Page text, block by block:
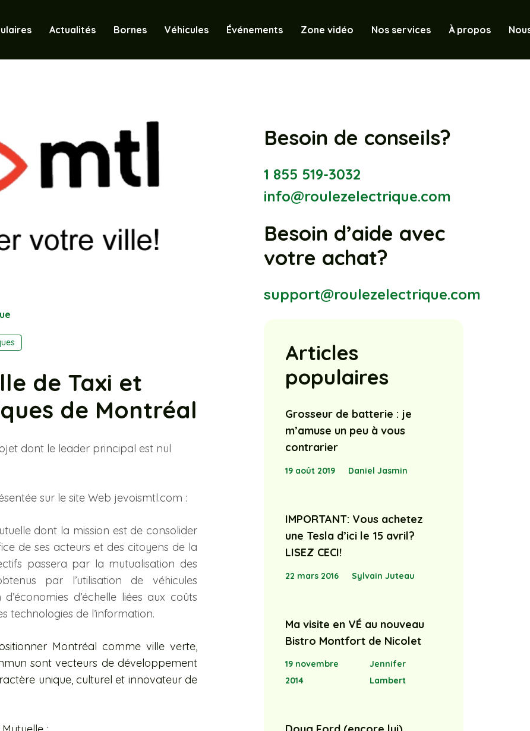
Actualités Bornes Véhicules Événements Zone vidéo Nos services À propos
de Taxi et
de Montréal
dont le leader principal est nul
sur le site Web jevoismtl.com :
dont la mission est de consolider
de ses acteurs et des citoyens de la
passera par la mutualisation des
par l’utilisation de véhicules
d’échelle liées aux coûts
technologies de l’information.
Montréal comme ville verte,
sont vecteurs de développement
unique, culturel et innovateur de
Besoin de conseils?
1 855 519-3032
info@roulezelectrique.com
Besoin d’aide avec
votre achat?
support@roulezelectrique.com
Articles
populaires
Grosseur de batterie : je
m’amuse un peu à vous
contrarier
19 août 2019 Daniel Jasmin
IMPORTANT: Vous achetez
une Tesla d’ici le 15 avril?
LISEZ CECI!
22 mars 2016 Sylvain Juteau
Ma visite en VÉ au nouveau
Bistro Montfort de Nicolet
19 novembre
2014
Jennifer
Lambert